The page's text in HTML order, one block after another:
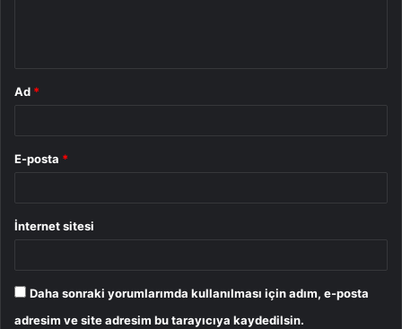
Ad *
E-posta *
İnternet sitesi
Daha sonraki yorumlarımda kullanılması için adım, e-posta
adresim ve site adresim bu tarayıcıya kaydedilsin.